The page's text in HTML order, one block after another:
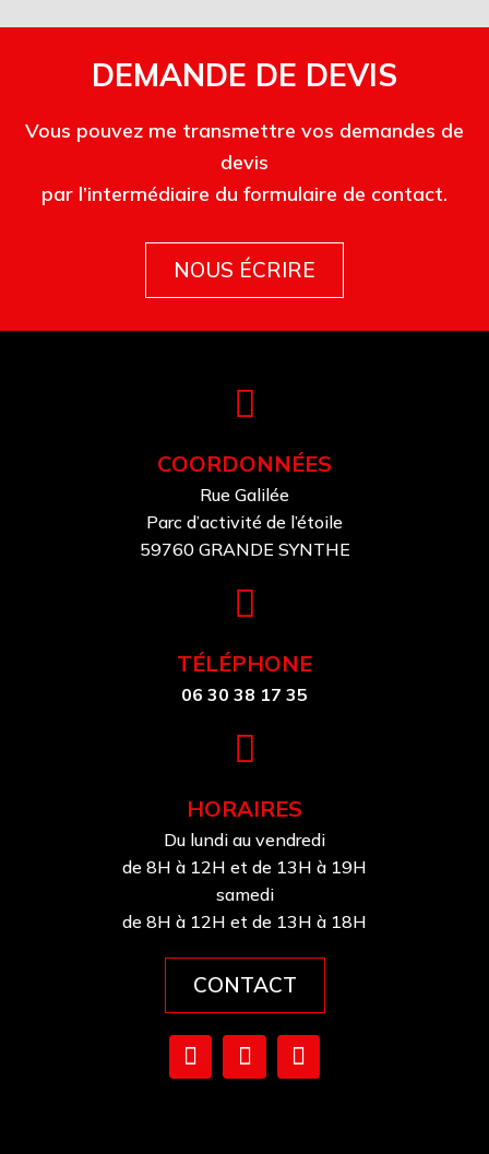
DEMANDE DE DEVIS
Vous pouvez me transmettre vos demandes de
devis
par l’intermédiaire du formulaire de contact.
NOUS ÉCRIRE
COORDONNÉES
Rue Galilée
Parc d’activité de l’étoile
59760 GRANDE SYNTHE
TÉLÉPHONE
06 30 38 17 35
HORAIRES
Du lundi au vendredi
de 8H à 12H et de 13H à 19H
samedi
de 8H à 12H et de 13H à 18H
CONTACT